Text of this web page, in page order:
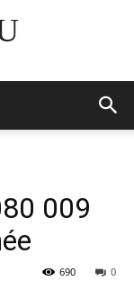
009
0
690